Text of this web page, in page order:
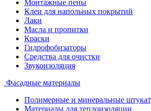
Монтажные пены
Клеи для напольных покрытий
Лаки
Масла и пропитки
Краски
Гидрофобизаторы
Средства для очистки
Звукоизоляция
Фасадные материалы
Полимерные и минеральные
Материалы для теплоизоляции